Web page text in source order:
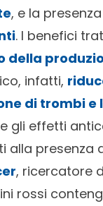
, e la
. I benefici
della
infatti,
di trombi e
gli effetti
presenza
, ricercatore
rossi